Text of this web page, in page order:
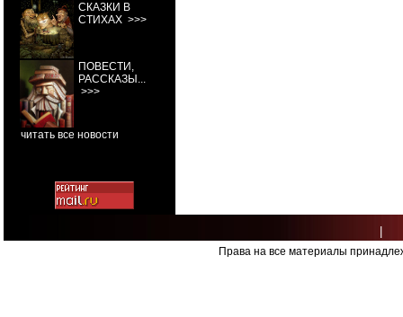
СКАЗКИ В
СТИХАХ >>>
ПОВЕСТИ,
РАССКАЗЫ...
>>>
читать все новости
Права на все материалы